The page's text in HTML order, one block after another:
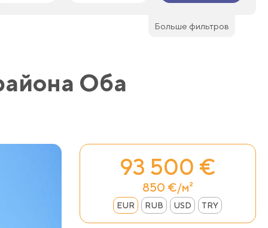
Больше фильтров
Оба
93 500 €
850 €/м²
EUR RUB USD TRY